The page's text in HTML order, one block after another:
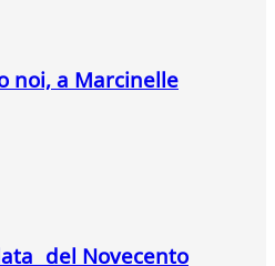
noi, a Marcinelle
del Novecento